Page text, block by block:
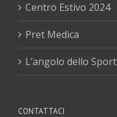
Centro Estivo 2024
Pret Medica
L’angolo dello Sport
CONTATTACI